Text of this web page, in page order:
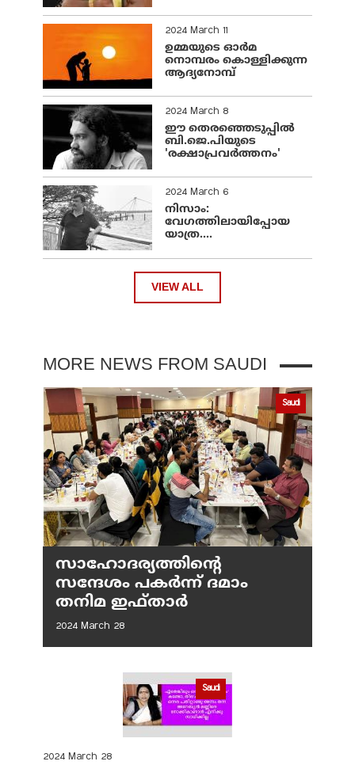
2024 March 11
ഉമ്മയുടെ ഓർമ
നൊമ്പരം കൊള്ളിക്കുന്ന
ആദ്യനോമ്പ്
2024 March 8
ഈ തെരഞ്ഞെടുപ്പില്‍
ബി.ജെ.പിയുടെ
'രക്ഷാപ്രവര്‍ത്തനം'
2024 March 6
നിസാം:
വേഗത്തിലായിപ്പോയ
യാത്ര....
VIEW ALL
MORE NEWS FROM SAUDI
Saudi
സാഹോദര്യത്തിന്റെ
സന്ദേശം പകർന്ന് ദമാം
തനിമ ഇഫ്‌താർ
2024 March 28
Saudi
2024 March 28